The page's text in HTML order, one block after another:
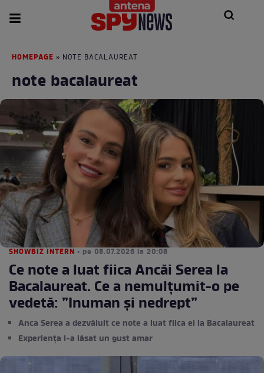
HOMEPAGE » NOTE BACALAUREAT
note bacalaureat
SHOWBIZ INTERN • pe 08.07.2026 la 20:08
Ce note a luat fiica Ancăi Serea la
Bacalaureat. Ce a nemulțumit-o pe
vedetă: ”Inuman și nedrept”
Anca Serea a dezvăluit ce note a luat fiica ei la Bacalaureat
Experiența i-a lăsat un gust amar